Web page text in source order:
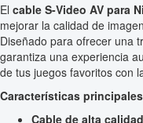
El cable S-Video AV para
mejorar la calidad de
Diseñado para ofrecer una
garantiza una experiencia
de tus juegos favoritos con
Características
Cable de alta